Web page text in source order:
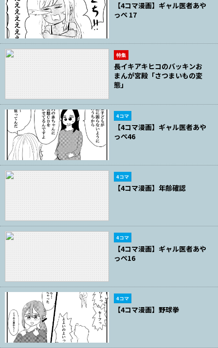
【4コマ漫画】ギャル医者あや
っぺ 17
特集
長イキアキヒコのバッキンお
まんが宮殿「さつまいもの変
態」
4コマ
【4コマ漫画】ギャル医者あや
っぺ46
4コマ
【4コマ漫画】年齢確認
4コマ
【4コマ漫画】ギャル医者あや
っぺ16
4コマ
【4コマ漫画】野球拳